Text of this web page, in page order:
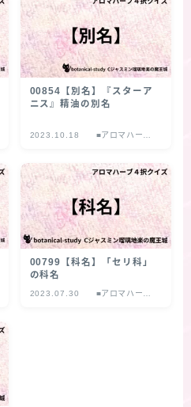
00854【別名】『スターア
ニス』精油の別名
2023.10.18
■アロマハーブ
00799【科名】「セリ科」
の科名
2023.07.30
■アロマハーブ